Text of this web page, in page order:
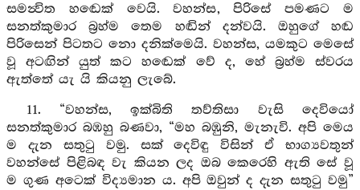
සමන්‍විත හඬෙක් වෙයි. වහන්ස, පිරිසේ පමණට ම
සනත්කුමාර බ්‍රහ්ම තෙම හඬින් දන්වයි. ඔහුගේ හඬ
පිරිසෙන් පිටතට නො දනික්මෙයි. වහන්ස, යමකුට මෙසේ
වූ අටඟින් යුත් කට හඬෙක් වේ ද, හේ බ්‍රහ්ම ස්වරය
ඇත්තේ යැ යි කියනු ලැබේ.
11. “වහන්ස, ඉක්බිති තව්තිසා වැසි දෙවියෝ
සනත්කුමාර බඹහු බණවා, “මහ බඹුනි, මැනැවි. අපි මෙය
ම දැන සතුටු වමු. සක් දෙවිඳු විසින් ඒ භාග්‍යවතුන්
වහන්සේ පිළිබඳ වැ කියන ලද ඔබ කෙරෙහි ඇති සේ වූ
ම ගුණ අටෙක් විද්‍යමාන ය. අපි ඔවුන් ද දැන සතුටු වමු”